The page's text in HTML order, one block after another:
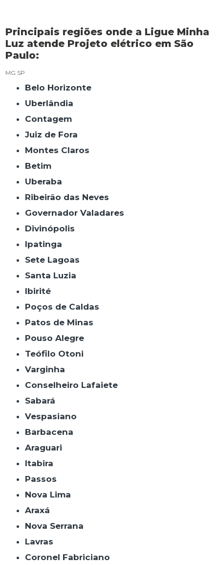
Principais regiões onde a Ligue Minha
Luz atende Projeto elétrico em São
Paulo:
MG SP
Belo Horizonte
Uberlândia
Contagem
Juiz de Fora
Montes Claros
Betim
Uberaba
Ribeirão das Neves
Governador Valadares
Divinópolis
Ipatinga
Sete Lagoas
Santa Luzia
Ibirité
Poços de Caldas
Patos de Minas
Pouso Alegre
Teófilo Otoni
Varginha
Conselheiro Lafaiete
Sabará
Vespasiano
Barbacena
Araguari
Itabira
Passos
Nova Lima
Araxá
Nova Serrana
Lavras
Coronel Fabriciano